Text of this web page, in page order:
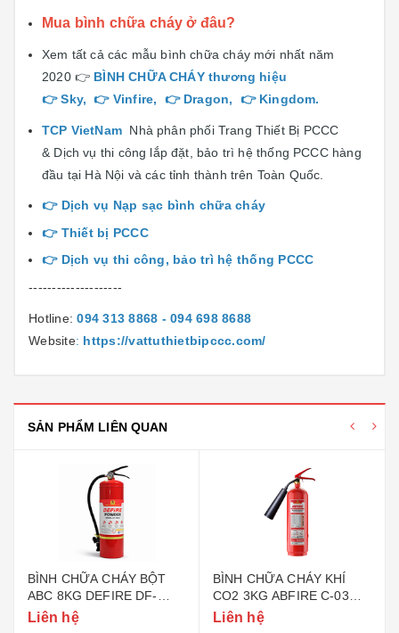
Mua bình chữa cháy ở đâu?
Xem tất cả các mẫu bình chữa cháy mới nhất năm
2020 👉 BÌNH CHỮA CHÁYthương hiệu
👉Sky, 👉 Vinfire, 👉 Dragon, 👉 Kingdom.
TCP VietNam Nhà phân phối Trang Thiết Bị PCCC
& Dịch vụ thi công lắp đặt, bảo trì hệ thống PCCC hàng
đầu tại Hà Nội và các tỉnh thành trên Toàn Quốc.
👉 Dịch vụ Nạp sạc bình chữa cháy
👉 Thiết bị PCCC
👉 Dịch vụ thi công, bảo trì hệ thống PCCC
--------------------
Hotline: 094 313 8868 - 094 698 8688
Website: https://vattuthietbipccc.com/
SẢN PHẨM LIÊN QUAN
BÌNH CHỮA CHÁY BỘT
ABC 8KG DEFIRE DF-
ABC8 (BỘ CÔNG AN)
Liên hệ
BÌNH CHỮA CHÁY KHÍ
CO2 3KG ABFIRE C-03
(TEM BỘ CÔNG AN)
Liên hệ